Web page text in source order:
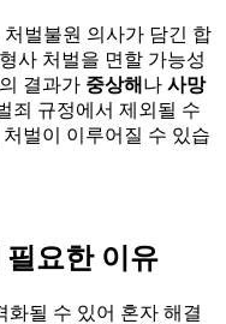
처벌불원 의사가 담긴 합
사 처벌을 면할 가능성
결과가 중상해 나 사망
죄 규정에서 제외될 수
벌이 이루어질 수 있습
요한 이유
화될 수 있어 혼자 해결